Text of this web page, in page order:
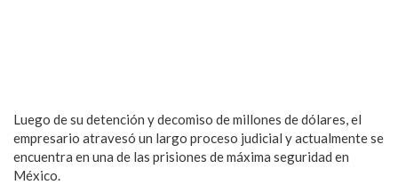
Luego de su detención y decomiso de millones de dólares, el
empresario atravesó un largo proceso judicial y actualmente se
encuentra en una de las prisiones de máxima seguridad en
México.